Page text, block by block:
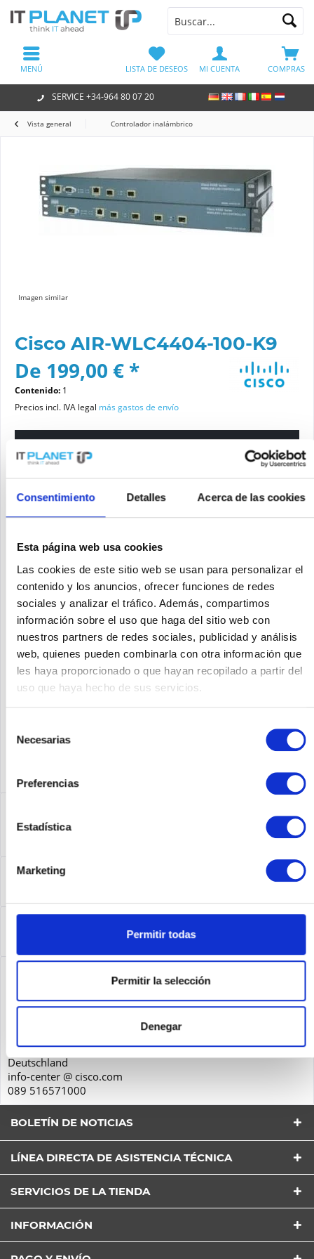
Consentimiento Detalles Acerca de las cookies
Esta página web usa cookies
Las cookies de este sitio web se usan para personalizar el
contenido y los anuncios, ofrecer funciones de redes
sociales y analizar el tráfico. Además, compartimos
información sobre el uso que haga del sitio web con
nuestros partners de redes sociales, publicidad y análisis
web, quienes pueden combinarla con otra información que
les haya proporcionado o que hayan recopilado a partir del
uso que haya hecho de sus servicios.
Necesarias
Preferencias
Estadística
Marketing
Permitir todas
Permitir la selección
Denegar
SERVICE +34-964 80 07 20
COMPRAS
LISTA DE DESEOS MI CUENTA
MENÚ
Vista general Controlador inalámbrico
Imagen similar
Cisco AIR-WLC4404-100-K9
De 199,00 € *
Contenido: 1
Precios incl. IVA legal más gastos de envío
Por favor elige una variante
Estado del artículo
nuevo reacondicionado
Añadir a la cesta de la compra
SOLICITE UN PRECIO
He leído laPolítica de Privacidadentender y estar
de acuerdo*
Los campos con * son obligatorios
Recordar Solicitud de oferta de articulo
Fabricante No: AIR-WLC4404-100-K9
AIR-WLC4404-100-K9 | Cisco AIR-WLC4404-100-K9. Switch-
Leasing
Parkring 20D
Garching
Deutschland
info-center @ cisco.com
089 516571000
BOLETÍN DE NOTICIAS
LÍNEA DIRECTA DE ASISTENCIA TÉCNICA
SERVICIOS DE LA TIENDA
INFORMACIÓN